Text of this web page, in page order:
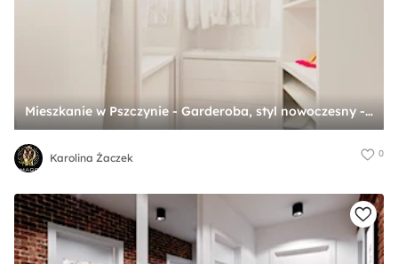
Mieszkanie w Pszczynie - Garderoba, styl nowoczesny - zdjęcie od Karolina Żaczek
Karolina Żaczek 0